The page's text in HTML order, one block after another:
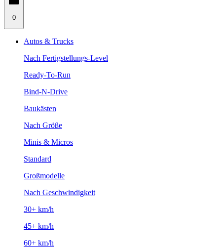
0
Autos & Trucks
Nach Fertigstellungs-Level
Ready-To-Run
Bind-N-Drive
Baukästen
Nach Größe
Minis & Micros
Standard
Großmodelle
Nach Geschwindigkeit
30+ km/h
45+ km/h
60+ km/h